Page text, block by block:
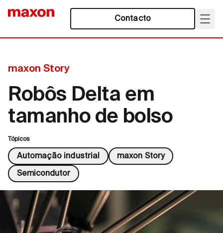
Contacto
maxon Story
Robôs Delta em
tamanho de bolso
Tópicos
Automação industrial maxon Story
Semicondutor